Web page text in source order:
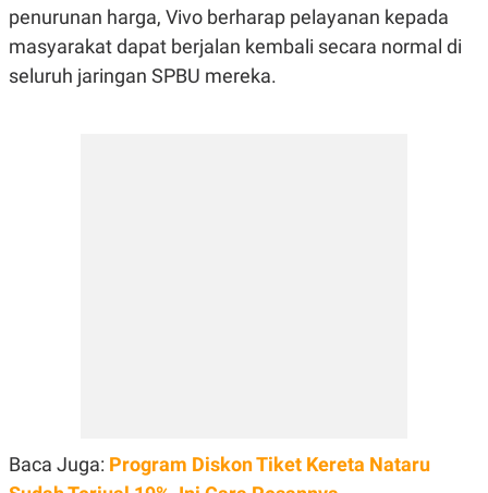
penurunan harga, Vivo berharap pelayanan kepada
masyarakat dapat berjalan kembali secara normal di
seluruh jaringan SPBU mereka.
Baca Juga: Program Diskon Tiket Kereta Nataru